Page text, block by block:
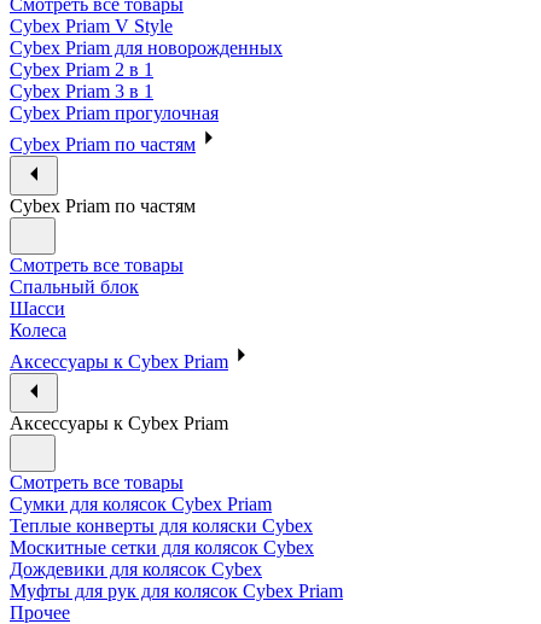
Cybex Priam V Style
Cybex Priam для новорожденных
Cybex Priam 2 в 1
Cybex Priam 3 в 1
Cybex Priam прогулочная
Cybex Priam по частям
Cybex Priam по частям
Смотреть все товары
Спальный блок
Шасси
Колеса
Аксессуары к Cybex Priam
Аксессуары к Cybex Priam
Смотреть все товары
Сумки для колясок Cybex Priam
Теплые конверты для коляски Cybex
Москитные сетки для колясок Cybex
Дождевики для колясок Cybex
Муфты для рук для колясок Cybex Priam
Прочее